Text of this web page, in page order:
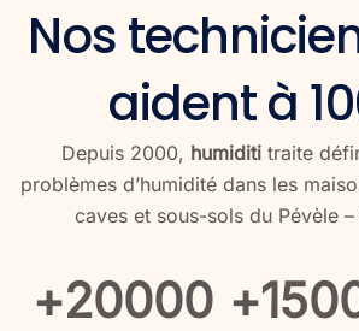
Nos
aident à
Depuis 2000, humiditi traite
problèmes d’humidité dans les
caves et sous-sols du Pévèle
+20000 +